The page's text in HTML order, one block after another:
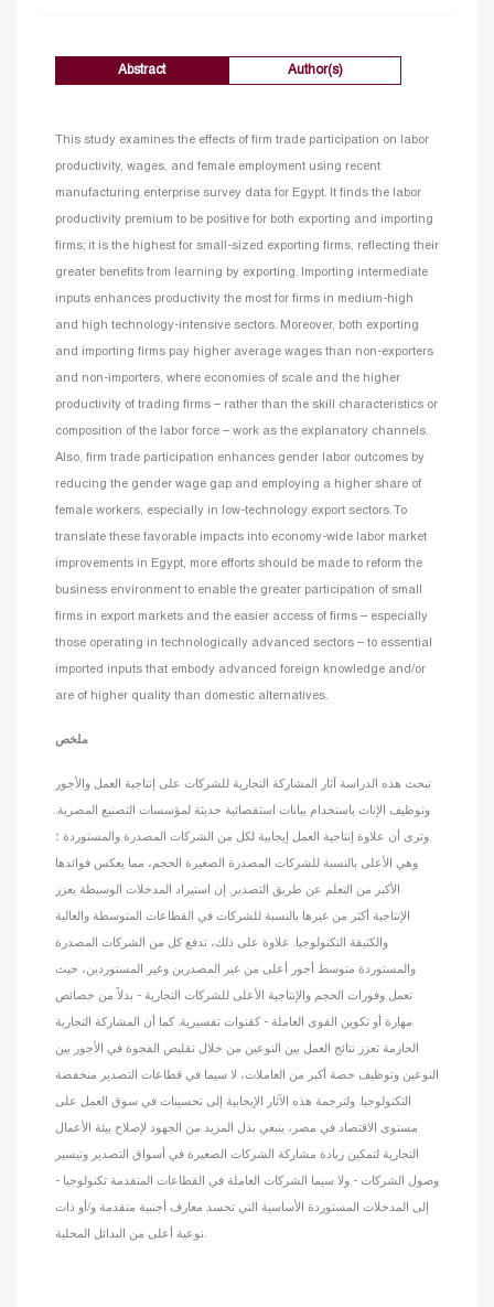
Abstract Author(s)
This study examines the effects of firm trade participation on labor
productivity, wages, and female employment using recent
manufacturing enterprise survey data for Egypt. It finds the labor
productivity premium to be positive for both exporting and importing
firms; it is the highest for small-sized exporting firms, reflecting their
greater benefits from learning by exporting. Importing intermediate
inputs enhances productivity the most for firms in medium-high
and high technology-intensive sectors. Moreover, both exporting
and importing firms pay higher average wages than non-exporters
and non-importers, where economies of scale and the higher
productivity of trading firms – rather than the skill characteristics or
composition of the labor force – work as the explanatory channels.
Also, firm trade participation enhances gender labor outcomes by
reducing the gender wage gap and employing a higher share of
female workers, especially in low-technology export sectors. To
translate these favorable impacts into economy-wide labor market
improvements in Egypt, more efforts should be made to reform the
business environment to enable the greater participation of small
firms in export markets and the easier access of firms – especially
those operating in technologically advanced sectors – to essential
imported inputs that embody advanced foreign knowledge and/or
are of higher quality than domestic alternatives.
ملخص
تبحث هذه الدراسة آثار المشاركة التجارية للشركات على إنتاجية العمل والأجور
وتوظيف الإناث باستخدام بيانات استقصائية حديثة لمؤسسات التصنيع المصرية.
وترى أن علاوة إنتاجية العمل إيجابية لكل من الشركات المصدرة والمستوردة ؛
وهي الأعلى بالنسبة للشركات المصدرة الصغيرة الحجم، مما يعكس فوائدها
الأكبر من التعلم عن طريق التصدير. إن استيراد المدخلات الوسيطة يعزز
الإنتاجية أكثر من غيرها بالنسبة للشركات في القطاعات المتوسطة والعالية
والكثيفة التكنولوجيا. علاوة على ذلك، تدفع كل من الشركات المصدرة
والمستوردة متوسط أجور أعلى من غير المصدرين وغير المستوردين، حيث
تعمل وفورات الحجم والإنتاجية الأعلى للشركات التجارية - بدلاً من خصائص
مهارة أو تكوين القوى العاملة - كقنوات تفسيرية. كما أن المشاركة التجارية
الحازمة تعزز نتائج العمل بين النوعين من خلال تقليص الفجوة في الأجور بين
النوعين وتوظيف حصة أكبر من العاملات، لا سيما في قطاعات التصدير منخفضة
التكنولوجيا. ولترجمة هذه الآثار الإيجابية إلى تحسينات في سوق العمل على
مستوى الاقتصاد في مصر، ينبغي بذل المزيد من الجهود لإصلاح بيئة الأعمال
التجارية لتمكين زيادة مشاركة الشركات الصغيرة في أسواق التصدير وتيسير
وصول الشركات - ولا سيما الشركات العاملة في القطاعات المتقدمة تكنولوجيا -
إلى المدخلات المستوردة الأساسية التي تجسد معارف أجنبية متقدمة و/أو ذات